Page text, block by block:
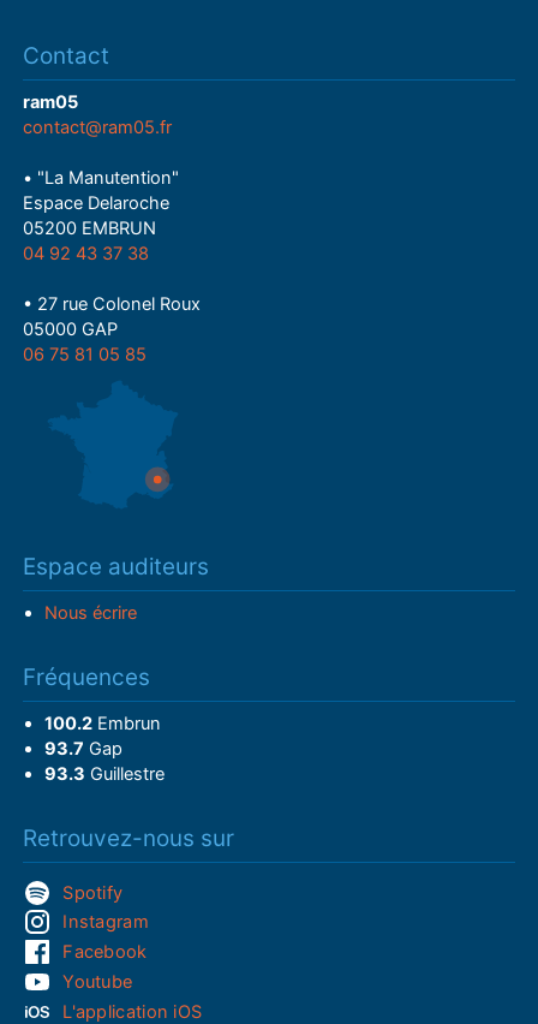
Contact
ram05
contact@ram05.fr
• "La Manutention"
Espace Delaroche
05200 EMBRUN
04 92 43 37 38
• 27 rue Colonel Roux
05000 GAP
06 75 81 05 85
Espace auditeurs
Nous écrire
Fréquences
100.2Embrun
93.7 Gap
93.3 Guillestre
Retrouvez-nous sur
Spotify
Instagram
Facebook
Youtube
L'application iOS